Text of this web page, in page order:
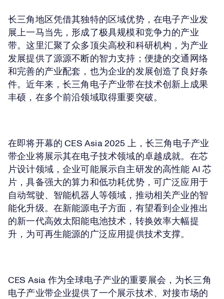
长三角地区凭借其独特的区域优势，在电子产业发
展上一马当先，形成了极具规模和竞争力的产业
带。这里汇聚了众多顶尖高校和科研机构，为产业
发展提供了源源不断的智力支持；便捷的交通网络
和完善的产业配套，也为企业的发展创造了良好条
件。近年来，长三角电子产业带在技术创新上成果
丰硕，在多个前沿领域取得重要突破。
在即将开幕的 CES Asia 2025 上，长三角电子产业
带企业将展示其在电子技术领域的卓越成就。在芯
片设计领域，企业可能展示自主研发的高性能 AI 芯
片，具备强大的算力和低功耗优势，可广泛应用于
自动驾驶、智能机器人等领域，推动相关产业的智
能化升级。在新能源电子方面，有望看到企业推出
的新一代高效太阳能电池技术，转换效率大幅提
升，为可再生能源的广泛应用提供技术支撑。
CES Asia 作为全球电子产业的重要展会，为长三角
电子产业带企业提供了一个展示技术、对接市场的